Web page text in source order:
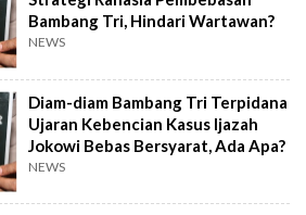
Bambang Tri, Hindari Wartawan?
NEWS
Diam-diam Bambang Tri Terpidana
Ujaran Kebencian Kasus Ijazah
Jokowi Bebas Bersyarat, Ada Apa?
NEWS